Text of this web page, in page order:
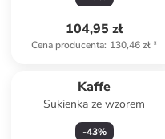
104,95 zł
Cena producenta: 130,46 zł*
Kaffe
Sukienka ze wzorem
-43%